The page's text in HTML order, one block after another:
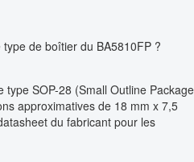
de boîtier du BA5810FP ?
SOP-28 (Small Outline Package
approximatives de 18 mm x 7,5
du fabricant pour les